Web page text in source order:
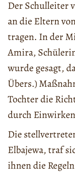
Der Schulleiter
an die Eltern
tragen. In der
Amira,
wurde gesagt,
Übers.)
Tochter die
durch
Die
Elbajewa, traf
ihnen die